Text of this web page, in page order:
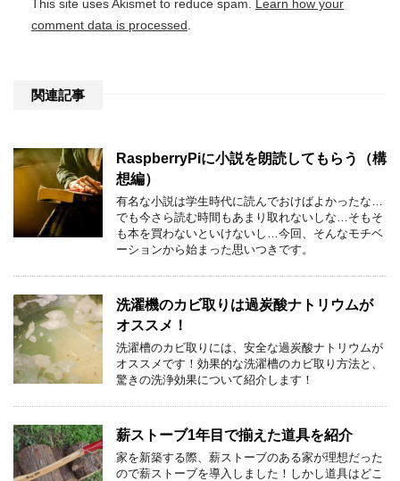
This site uses Akismet to reduce spam.
Learn how your
comment data is processed
関連記事
RaspberryPiに小説を朗読してもらう（構
想編）
有名な小説は学生時代に読んでおけばよかったな…
でも今さら読む時間もあまり取れないしな…そもそ
も本を買わないといけないし…今回、そんなモチベ
ーションから始まった思いつきです。
洗濯機のカビ取りは過炭酸ナトリウムが
オススメ！
洗濯槽のカビ取りには、安全な過炭酸ナトリウムが
オススメです！効果的な洗濯槽のカビ取り方法と、
驚きの洗浄効果について紹介します！
薪ストーブ1年目で揃えた道具を紹介
家を新築する際、薪ストーブのある家が理想だった
ので薪ストーブを導入しました！しかし道具はどこ